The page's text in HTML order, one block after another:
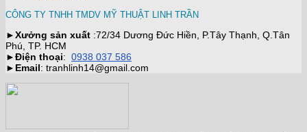
CÔNG TY TNHH TMDV MỸ THUẬT LINH TRẦN
►Xưởng sản xuất :72/34 Dương Đức Hiền, P.Tây Thạnh, Q.Tân
Phú, TP. HCM
►Điện thoại: 0938 037 586
► Email: tranhlinh14@gmail.com